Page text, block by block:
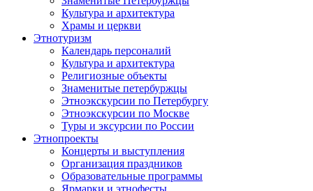
Культура и архитектура
Храмы и церкви
Этнотуризм
Календарь персоналий
Культура и архитектура
Религиозные объекты
Знаменитые петербуржцы
Этноэкскурсии по Петербургу
Этноэкскурсии по Москве
Туры и эксурсии по России
Этнопроекты
Концерты и выступления
Организация праздников
Образовательные программы
Ярмарки и этнофесты